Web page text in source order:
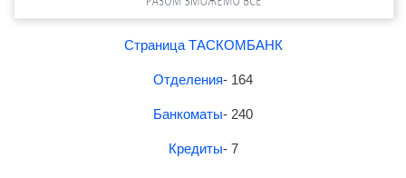
Страница ТАСКОМБАНК
Отделения- 164
Банкоматы- 240
Кредиты- 7